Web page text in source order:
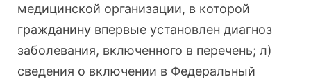
медицинской организации, в которой
гражданину впервые установлен диагноз
заболевания, включенного в перечень; л)
сведения о включении в Федеральный